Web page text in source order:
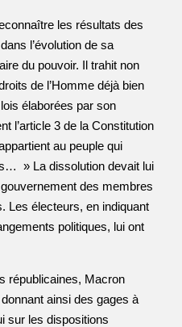
les résultats des
l’évolution de sa
du pouvoir. Il trahit non
de l’Homme déjà bien
élaborées par son
l’article 3 de la Constitution
au peuple qui
» La dissolution devait lui
des membres
Les électeurs, en indiquant
politiques, lui ont
républicaines, Macron
ainsi des gages à
sur les dispositions